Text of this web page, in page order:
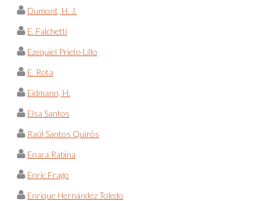
Dumont, H. J.
E. Falchetti
Ezequiel Prieto Lillo
E. Rota
Eidmann, H.
Elsa Santos
Raúl Santos Quirós
Enara Rabina
Enric Frago
Enrique Hernández Toledo